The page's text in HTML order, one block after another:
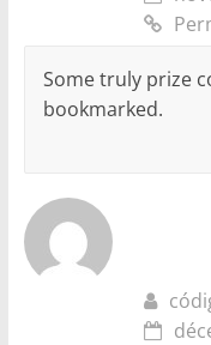
Some truly prize
bookmarked.